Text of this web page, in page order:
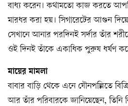
বাধ্য করেন। কথামতো কাজ করতে
মারধর করা হয়। সিগারেটের আগুন
সেখানে আনার পরদিনই সর্দার তাঁর
ওই দিনই তাঁকে একাধিক পুরুষ ধর্ষণ
মায়ের মামলা
বাবার বাড়ি থেকে এনে যৌনপল্লিতে
আর তাঁর পরিবারকে জানিয়েছেন, তিনি